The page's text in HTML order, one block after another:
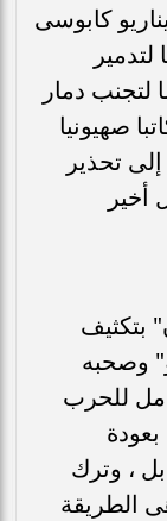
كابوسى
لتجنب دمار
صهيونيا
تحذير
بتكثيف
وصحبه
للحرب
، وترك
الطريقة